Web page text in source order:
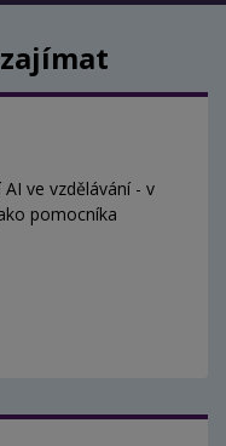
ve vzdělávání - v
pomocníka